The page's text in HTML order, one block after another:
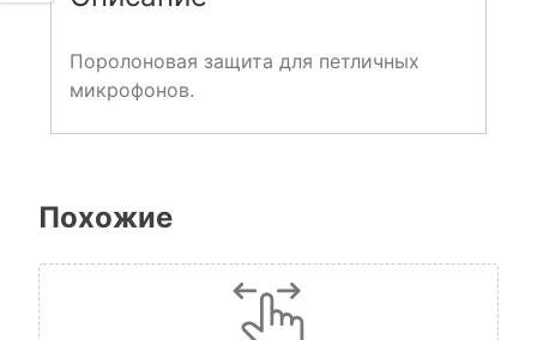
Поролоновая защита для петличных
микрофонов.
Похожие